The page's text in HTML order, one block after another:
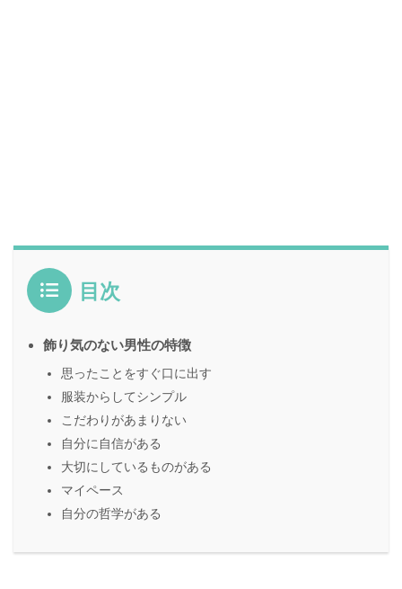
目次
飾り気のない男性の特徴
思ったことをすぐ口に出す
服装からしてシンプル
こだわりがあまりない
自分に自信がある
大切にしているものがある
マイペース
自分の哲学がある